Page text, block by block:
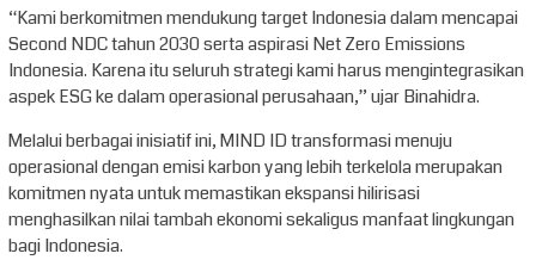
“Kami berkomitmen mendukung target Indonesia dalam mencapai
Second NDC tahun 2030 serta aspirasi Net Zero Emissions
Indonesia. Karena itu seluruh strategi kami harus mengintegrasikan
aspek ESG ke dalam operasional perusahaan,” ujar Binahidra.
Melalui berbagai inisiatif ini, MIND ID transformasi menuju
operasional dengan emisi karbon yang lebih terkelola merupakan
komitmen nyata untuk memastikan ekspansi hilirisasi
menghasilkan nilai tambah ekonomi sekaligus manfaat lingkungan
bagi Indonesia.